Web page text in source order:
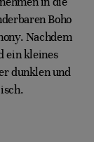
Boho
Nachdem
ein kleines
dunklen und